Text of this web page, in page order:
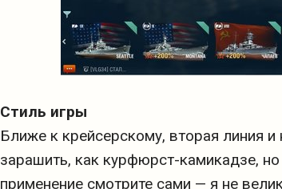
Стиль игры
Ближе к крейсерскому, вторая линия
зарашить, как курфюрст-камикадзе,
применение смотрите сами — я не